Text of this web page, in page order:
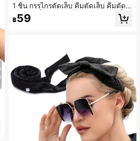
1 ชิ้น กรรไกรตัดเล็บ คีมตัดเล็บ คีมตัดผิ
วตาย เครื่องมือตัดเล็บ สแตนเลส เครื่อง
มือดูแลเล็บเท้า
฿59